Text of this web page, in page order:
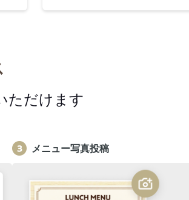
ただけます
メニュー写真投稿